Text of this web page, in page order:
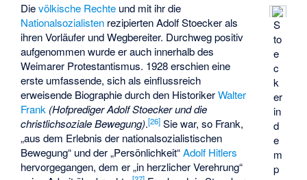
S
to
e
c
k
er
in
d
e
m
p
Dievölkische Rechte und mit ihr die
Nationalsozialisten rezipierten Adolf Stoecker als
ihren Vorläufer und Wegbereiter. Durchweg positiv
aufgenommen wurde er auch innerhalb des
Weimarer Protestantismus. 1928 erschien eine
erste umfassende, sich als einflussreich
erweisende Biographie durch den HistorikerWalter
Frank (Hofprediger Adolf Stoecker und die
christlichsoziale Bewegung).[26] Sie war, so Frank,
„aus dem Erlebnis der nationalsozialistischen
Bewegung“ und der „Persönlichkeit“Adolf Hitlers
hervorgegangen, dem er „in herzlicher Verehrung“